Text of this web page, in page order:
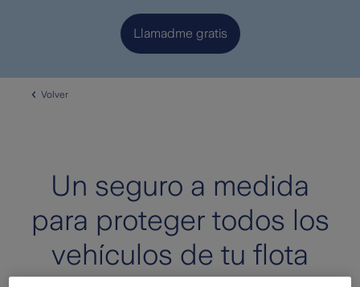
Llamadme gratis
Volver
Un seguro a medida
para proteger todos los
vehículos de tu flota